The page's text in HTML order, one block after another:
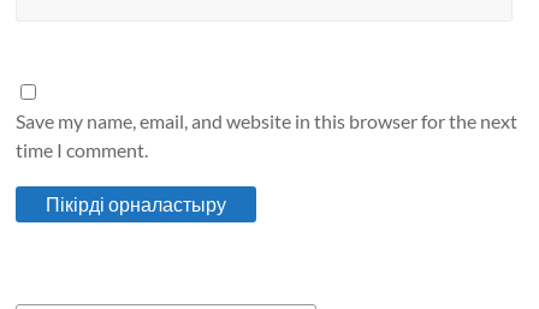
Save my name, email, and website in this browser for the next
time I comment.